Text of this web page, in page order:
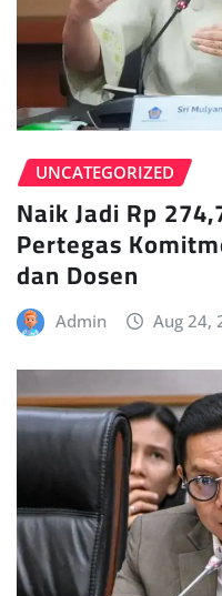
UNCATEGORIZED
Naik Jadi Rp
Pertegas
dan Dosen
Admin Aug 24,